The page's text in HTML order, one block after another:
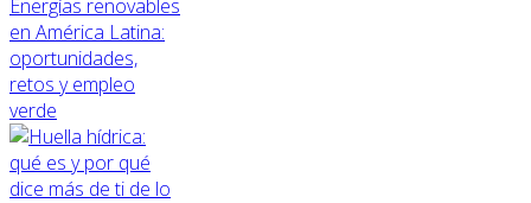
Energías renovables
en América Latina:
oportunidades,
retos y empleo
verde